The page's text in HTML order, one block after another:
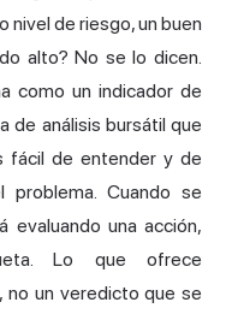
nivel de riesgo, un buen
alto? No se lo dicen.
como un indicador de
de análisis bursátil que
fácil de entender y de
Cuando se
evaluando una acción,
Lo que ofrece
un veredicto que se